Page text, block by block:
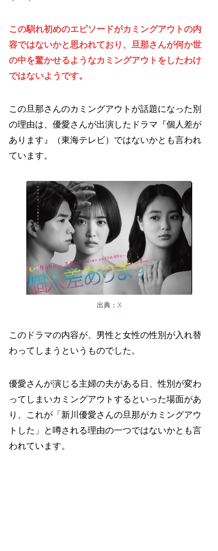
この馴れ初めのエピソードがカミングアウトの内
容ではないかと思われており、旦那さんが何か世
の中を驚かせるようなカミングアウトをしたわけ
ではないようです。
この旦那さんのカミングアウトが話題になった別
の理由は、優愛さんが出演したドラマ『個人差が
あります』（東海テレビ）ではないかとも言われ
ています。
出典： X
このドラマの内容が、男性と女性の性別が入れ替
わってしまうというものでした。
優愛さんが演じる主婦の夫がある日、性別が変わ
ってしまいカミングアウトするといった場面があ
り、これが「新川優愛さんの旦那がカミングアウ
トした」と噂される理由の一つではないかとも言
われています。